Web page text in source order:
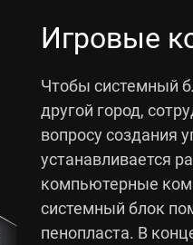
Игровые
Чтобы системный
другой город,
вопросу создания
устанавливается
компьютерные
системный блок
пенопласта. В